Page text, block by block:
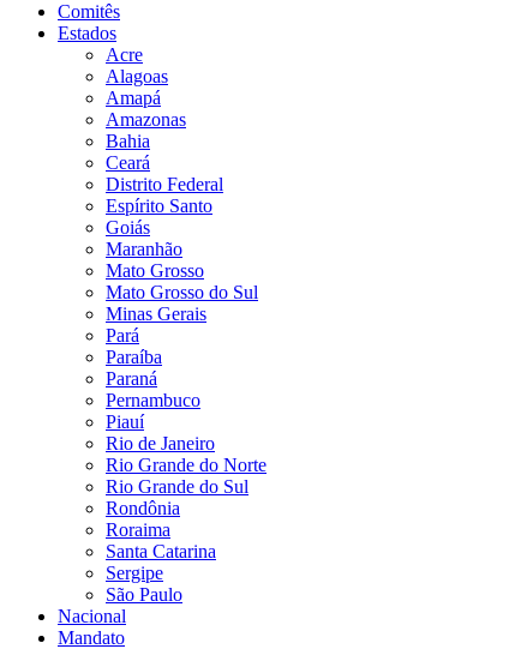
Comitês
Estados
Acre
Alagoas
Amapá
Amazonas
Bahia
Ceará
Distrito Federal
Espírito Santo
Goiás
Maranhão
Mato Grosso
Mato Grosso do Sul
Minas Gerais
Pará
Paraíba
Paraná
Pernambuco
Piauí
Rio de Janeiro
Rio Grande do Norte
Rio Grande do Sul
Rondônia
Roraima
Santa Catarina
Sergipe
São Paulo
Nacional
Mandato